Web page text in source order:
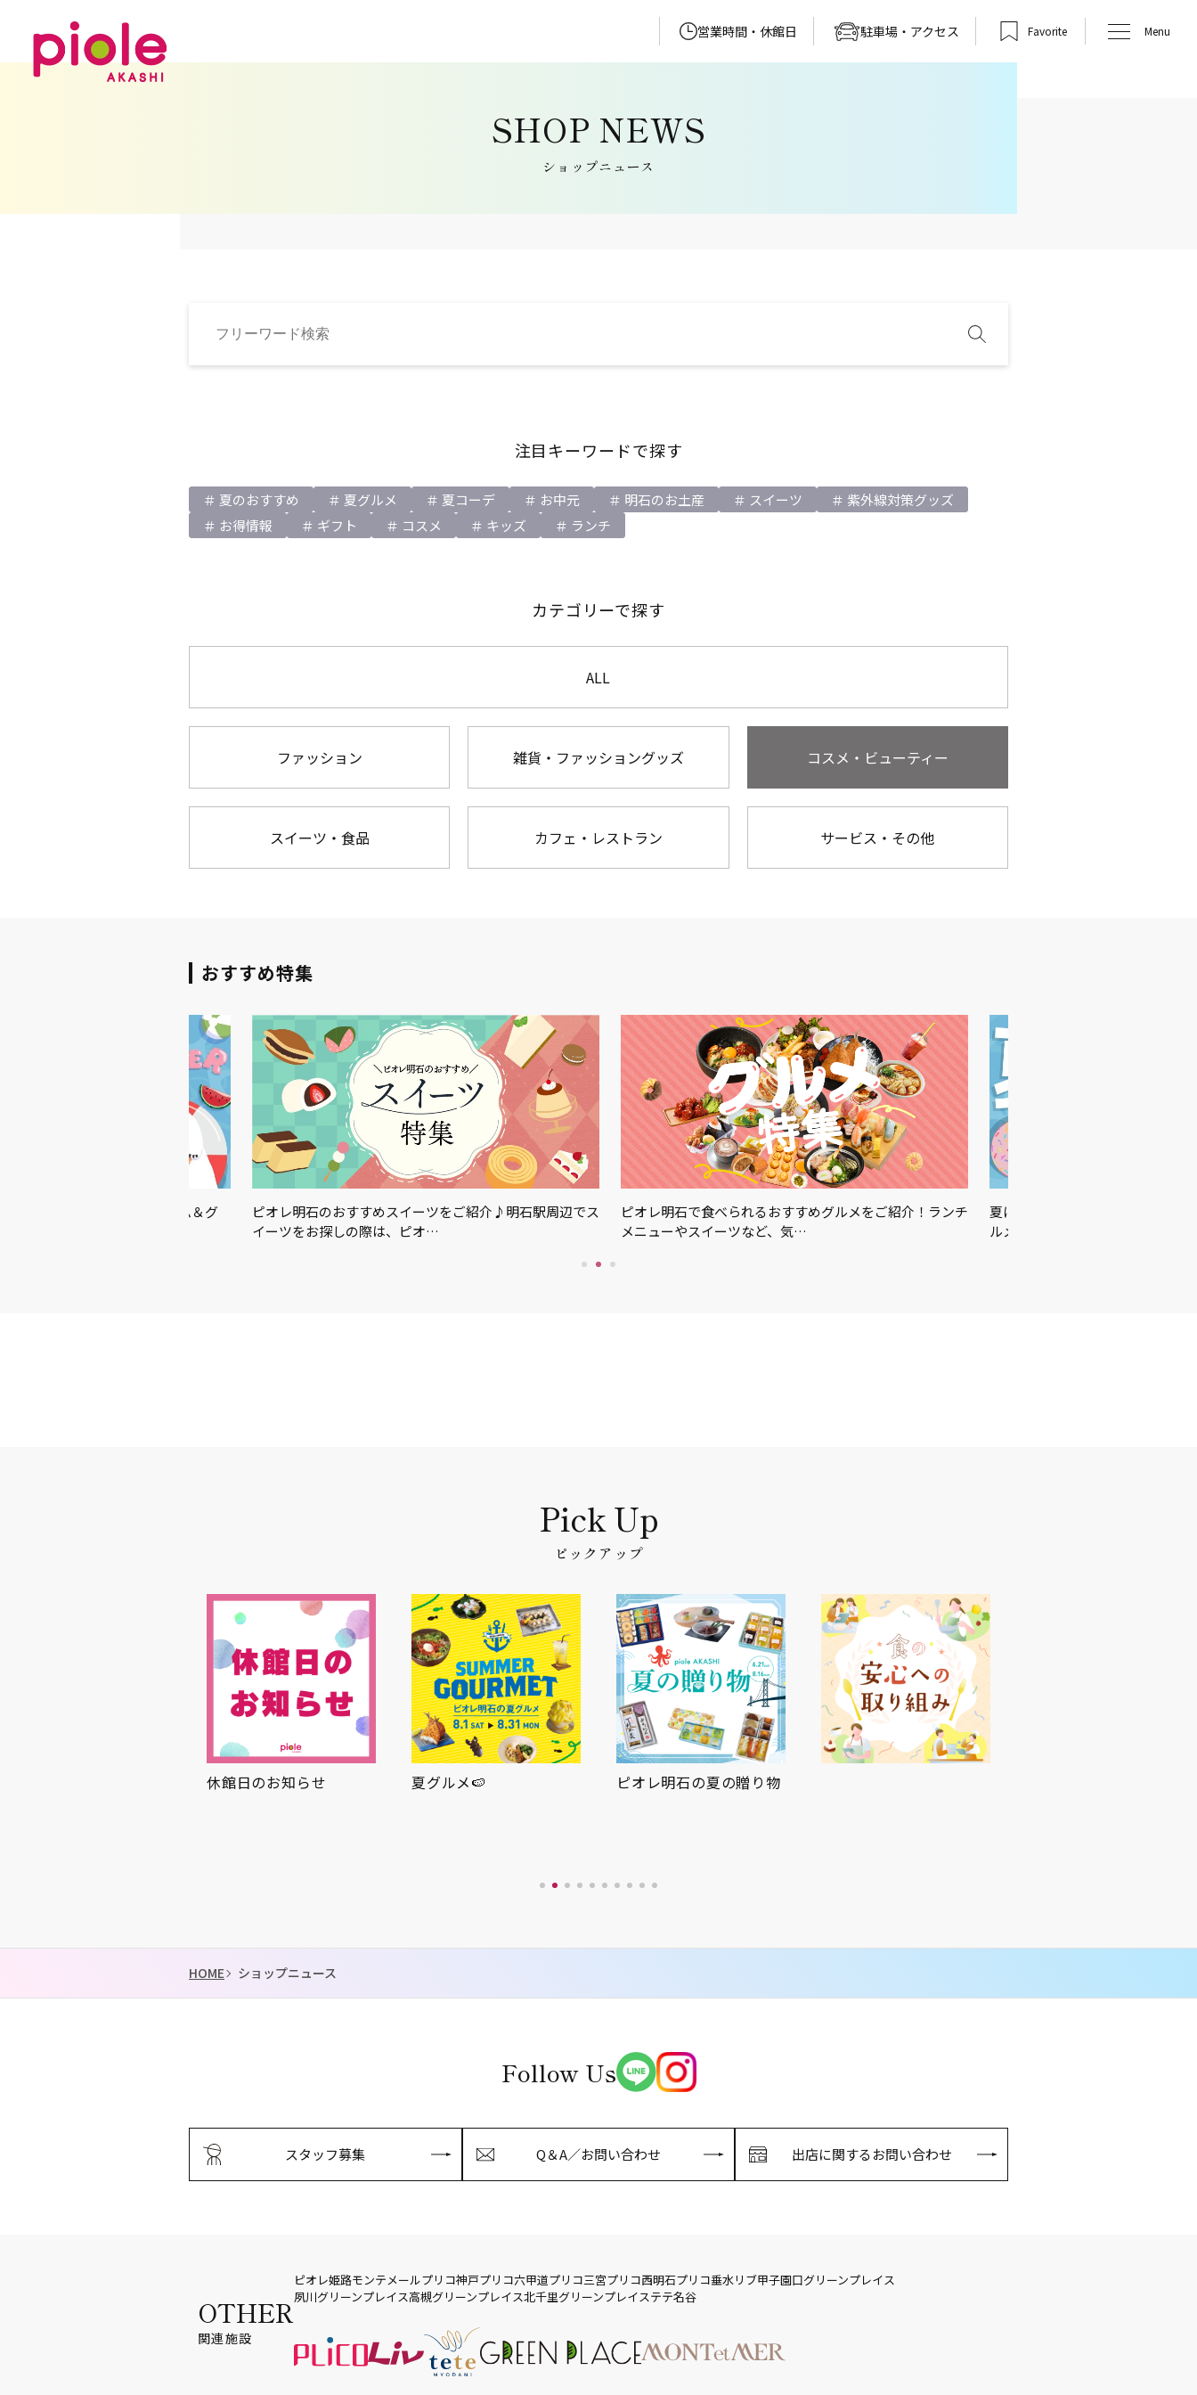
営業時間・休館日 駐車場・アクセス Favorite Menu
ショップニュース
注目キーワードで探す
夏のおすすめ 夏グルメ 夏コーデ お中元 明石のお土産 スイーツ
紫外線対策グッズ
お得情報
ギフト コスメ キッズ ランチ
カテゴリーで探す
ALL
ファッション 雑貨・ファッショングッズ コスメ・ビューティー
スイーツ・食品 カフェ・レストラン サービス・その他
おすすめ特集
ピオレ明石のおすすめスイーツをご紹介♪明石駅周辺でス
イーツをお探しの際は、ピオ…
ピオレ明石で食べられるおすすめグルメをご紹介！ランチ
メニューやスイーツなど、気…
夏に買うべきはこれ☀️🏖🍉この夏を楽しむア
ルメをご紹介♪
ピックアップ
休館日のお知らせ 夏グルメ🍉 ピオレ明石の夏の贈り物
HOME ショップニュース
Follow Us
スタッフ募集 Q＆A／お問い合わせ 出店に関するお問い合わせ
OTHER
関連施設
ピオレ姫路モンテメールプリコ神戸プリコ六甲道プリコ三宮プリコ西明石プリコ垂水 リブ甲子園口グリーンプレイス
夙川グリーンプレイス高槻グリーンプレイス北千里グリーンプレイステテ名谷